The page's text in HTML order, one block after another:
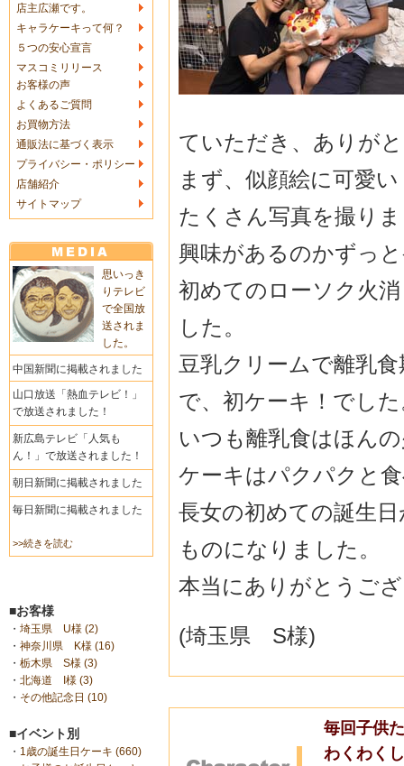
店主広瀬です。
キャラケーキって何？
５つの安心宣言
マスコミリリース
お客様の声
よくあるご質問
お買物方法
通販法に基づく表示
プライバシー・ポリシー
店舗紹介
サイトマップ
思いっき
りテレビ
で全国放
送されま
した。
中国新聞に掲載されました
山口放送「熱血テレビ！」
で放送されました！
新広島テレビ「人気も
ん！」で放送されました！
朝日新聞に掲載されました
毎日新聞に掲載されました
>>続きを読む
■お客様
・ 埼玉県 U様 (2)
・ 神奈川県 K様 (16)
・ 栃木県 S様 (3)
・ 北海道 I様 (3)
・ その他記念日 (10)
■イベント別
・ 1歳の誕生日ケーキ (660)
ていただき、ありが
まず、似顔絵に可愛
たくさん写真を撮り
興味があるのかずっ
初めてのローソク火
した。
豆乳クリームで離乳
で、初ケーキ！でし
いつも離乳食はほん
ケーキはパクパクと
長女の初めての誕生
ものになりました。
本当にありがとうご
(埼玉県 S様)
毎回子供
わくわく